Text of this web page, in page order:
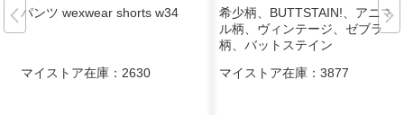
パンツ wexwear shorts w34
マイストア在庫： 2630
希少柄、BUTTSTAIN!、アニマ
ル柄、ヴィンテージ、ゼブラ
柄、バットステイン
マイストア在庫： 3877